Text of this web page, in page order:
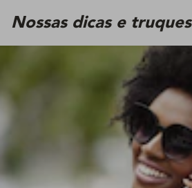
Nossas dicas e truques